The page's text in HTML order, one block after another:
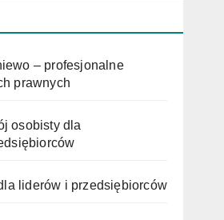
– profesjonalne
prawnych
osobisty dla
liderów i przedsiębiorców